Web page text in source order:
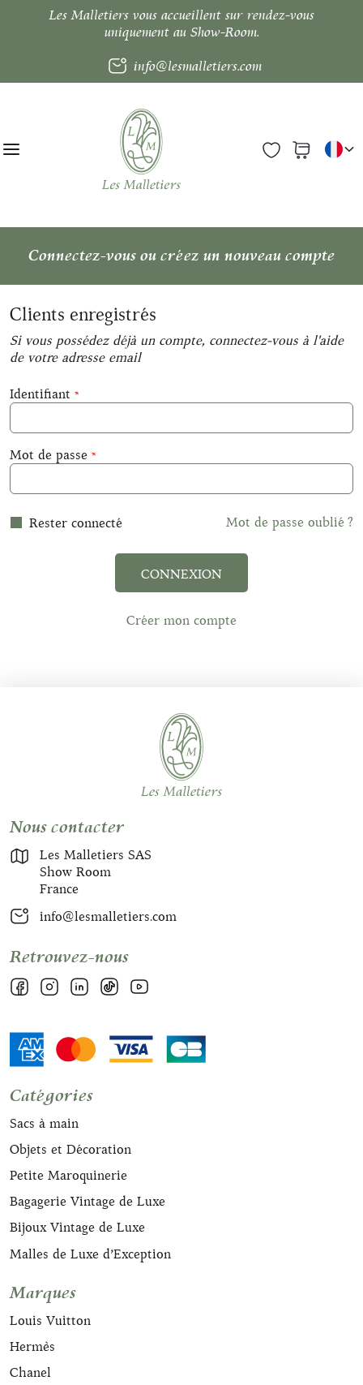
Les Malletiers vous accueillent sur rendez-vous
uniquement au Show-Room.
info@lesmalletiers.com
Connectez-vous ou créez un nouveau compte
Clients enregistrés
Si vous possédez déjà un compte, connectez-vous à l'aide
de votre adresse email
Identifiant
Mot de passe
Rester connecté Mot de passe oublié ?
CONNEXION
Créer mon compte
Nous contacter
Les Malletiers SAS
Show Room
France
info@lesmalletiers.com
Retrouvez-nous
Catégories
Sacs à main
Objets et Décoration
Petite Maroquinerie
Bagagerie Vintage de Luxe
Bijoux Vintage de Luxe
Malles de Luxe d’Exception
Marques
Louis Vuitton
Hermès
Chanel